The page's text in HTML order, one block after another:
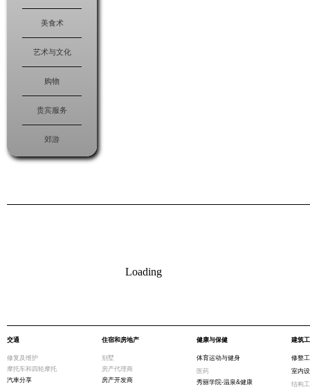
美食术
艺术与文化
购物
贵宾服务
郊游
Loading
交通
修复及维护
摩托车和四轮摩托
汽車分享
住宿和房地产
别墅
房产代理商
房产开发商
健康与保健
体育运动与健身
医药
秀丽学院-温泉&健康
建筑
修整
室内
结构